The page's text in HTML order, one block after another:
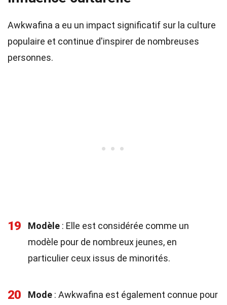
Awkwafina a eu un impact significatif sur la culture
populaire et continue d'inspirer de nombreuses
personnes.
19 Modèle : Elle est considérée comme un
modèle pour de nombreux jeunes, en
particulier ceux issus de minorités.
20 Mode : Awkwafina est également connue pour